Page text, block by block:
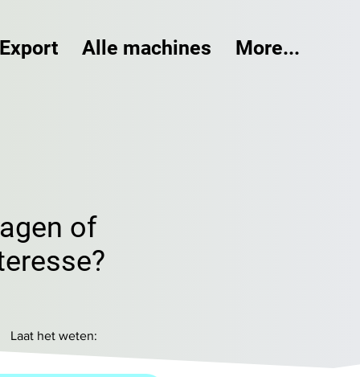
Export Alle machines More...
of
Laat het weten: